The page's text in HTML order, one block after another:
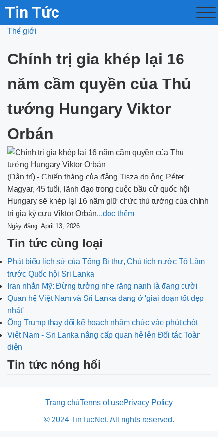
Tin Tức
Thế giới
Chính trị gia khép lại 16
năm cầm quyền của Thủ
tướng Hungary Viktor
Orbán
(Dân trí) - Chiến thắng của đảng Tisza do ông Péter
Magyar, 45 tuổi, lãnh đạo trong cuộc bầu cử quốc hội
Hungary sẽ khép lại 16 năm giữ chức thủ tướng của chính
trị gia kỳ cựu Viktor Orbán...đọc thêm
Ngày đăng: April 13, 2026
Tin tức cùng loại
Phát biểu lịch sử của Tổng Bí thư, Chủ tịch nước Tô Lâm
trước Quốc hội Sri Lanka
Iran nhắn Mỹ: Đừng tưởng nhe răng nanh là đang cười
Quan hệ Việt Nam và Sri Lanka đang ở 'giai đoạn tốt đẹp
nhất'
Ông Trump thay đổi kế hoạch nhậm chức vào phút chót
Việt Nam - Sri Lanka nâng cấp quan hệ lên Đối tác Toàn
diện
Tin tức nóng hổi
Trang chủTerms of usePrivacy Policy
© 2024 TinTucNet. All rights reserved.